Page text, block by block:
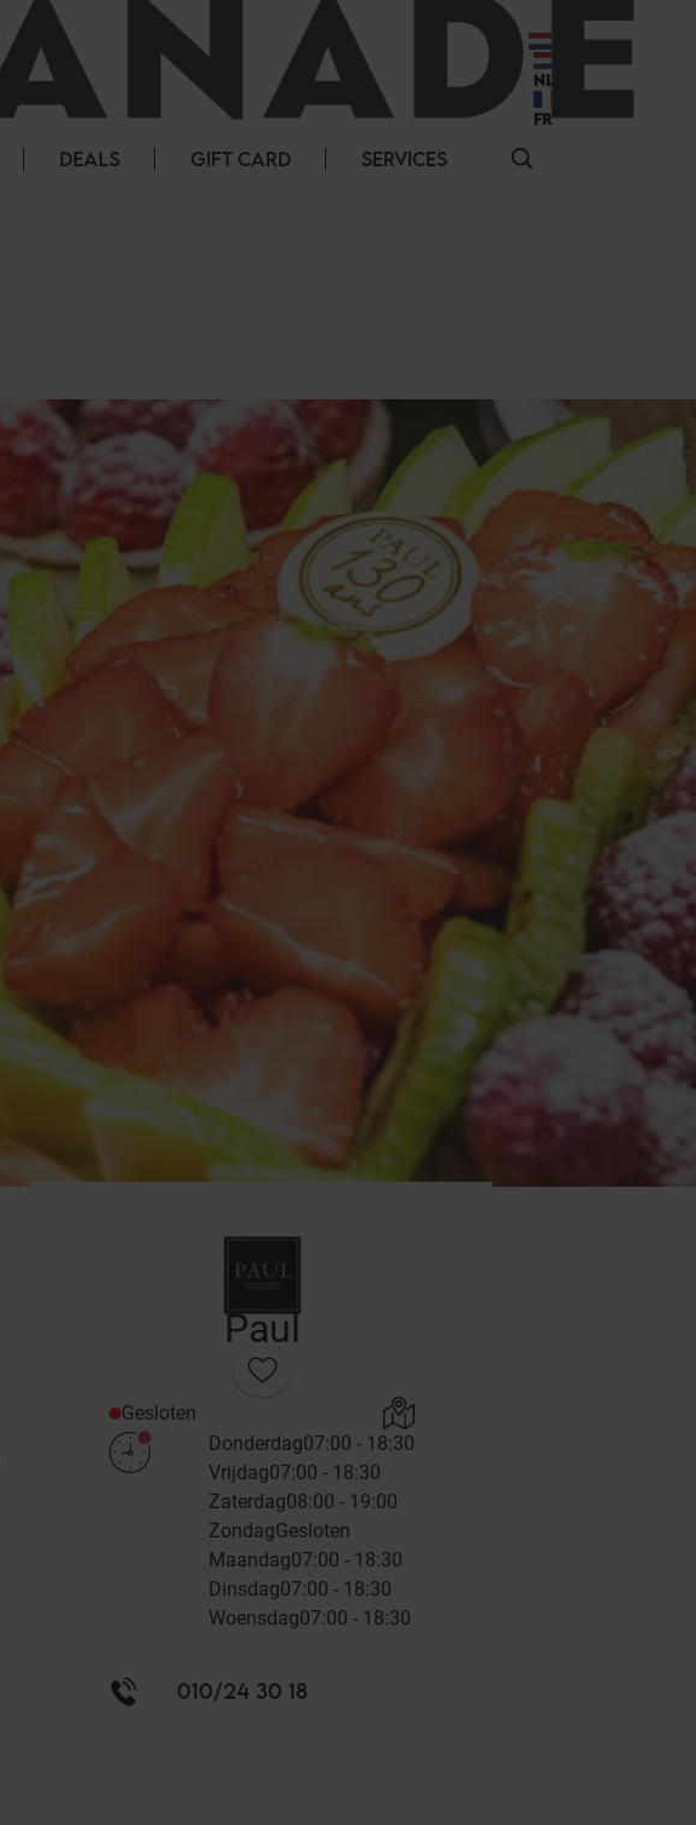
NL
FR
DEALS GIFT CARD SERVICES
Paul
Gesloten
Donderdag07:00 - 18:30
Vrijdag07:00 - 18:30
Zaterdag08:00 - 19:00
ZondagGesloten
Maandag07:00 - 18:30
Dinsdag07:00 - 18:30
Woensdag07:00 - 18:30
010/24 30 18